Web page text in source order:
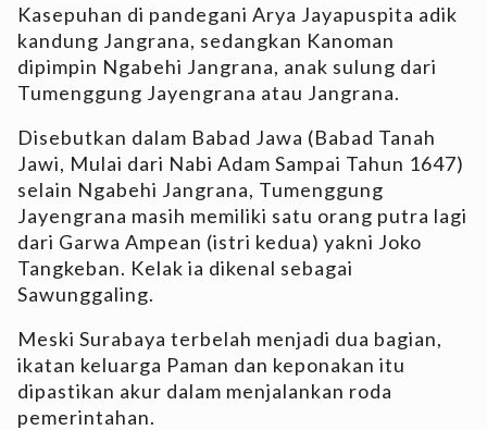
Kasepuhan di pandegani Arya Jayapuspita adik
kandung Jangrana, sedangkan Kanoman
dipimpin Ngabehi Jangrana, anak sulung dari
Tumenggung Jayengrana atau Jangrana.
Disebutkan dalam Babad Jawa (Babad Tanah
Jawi, Mulai dari Nabi Adam Sampai Tahun 1647)
selain Ngabehi Jangrana, Tumenggung
Jayengrana masih memiliki satu orang putra lagi
dari Garwa Ampean (istri kedua) yakni Joko
Tangkeban. Kelak ia dikenal sebagai
Sawunggaling.
Meski Surabaya terbelah menjadi dua bagian,
ikatan keluarga Paman dan keponakan itu
dipastikan akur dalam menjalankan roda
pemerintahan.